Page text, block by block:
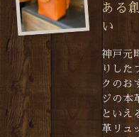
ある
い
神戸元
りした
クのお
ジの本
といえ
革リュ